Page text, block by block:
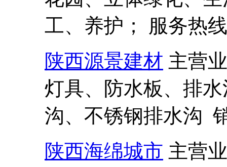
工、养护； 服务热
陕西源景建材 主营
灯具、防水板、排
沟、不锈钢排水沟
陕西海绵城市 主营